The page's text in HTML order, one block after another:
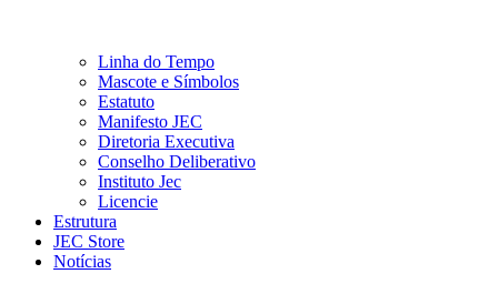
Linha do Tempo
Mascote e Símbolos
Estatuto
Manifesto JEC
Diretoria Executiva
Conselho Deliberativo
Instituto Jec
Licencie
Estrutura
JEC Store
Notícias